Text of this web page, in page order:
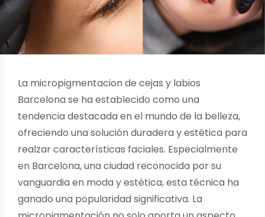
La micropigmentacion de cejas y labios
Barcelona se ha establecido como una
tendencia destacada en el mundo de la belleza,
ofreciendo una solución duradera y estética para
realzar características faciales. Especialmente
en Barcelona, una ciudad reconocida por su
vanguardia en moda y estética, esta técnica ha
ganado una popularidad significativa. La